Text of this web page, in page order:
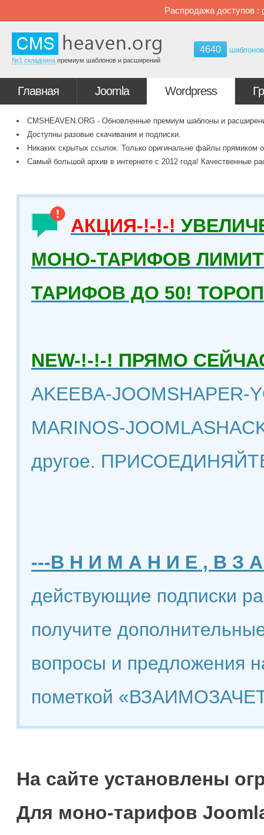
Распродажа доступов :
№1 складчина премиум шаблонов и расширений
4640 шаблонов
Главная Joomla Wordpress
CMSHEAVEN.ORG - Обновленные премиум шаблоны и
Доступны разовые скачивания и подписки.
Никаких скрытых ссылок. Только оригинальне файлы прямиком
Самый большой архив в интернете с 2012 года! Качественные
АКЦИЯ-!-!-!
МОНО-ТАРИФОВ
ТАРИФОВ ДО 50!
NEW-!-!-! ПРЯМО
AKEEBA-JOOMSHAPER-
MARINOS-
другое.
---В Н И М А Н И Е , В З
действующие подписки
получите
вопросы и предложения
пометкой
На сайте установлены
Для моно-тарифов